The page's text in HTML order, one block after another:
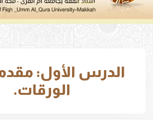
الدرس الأول:
الورقات.